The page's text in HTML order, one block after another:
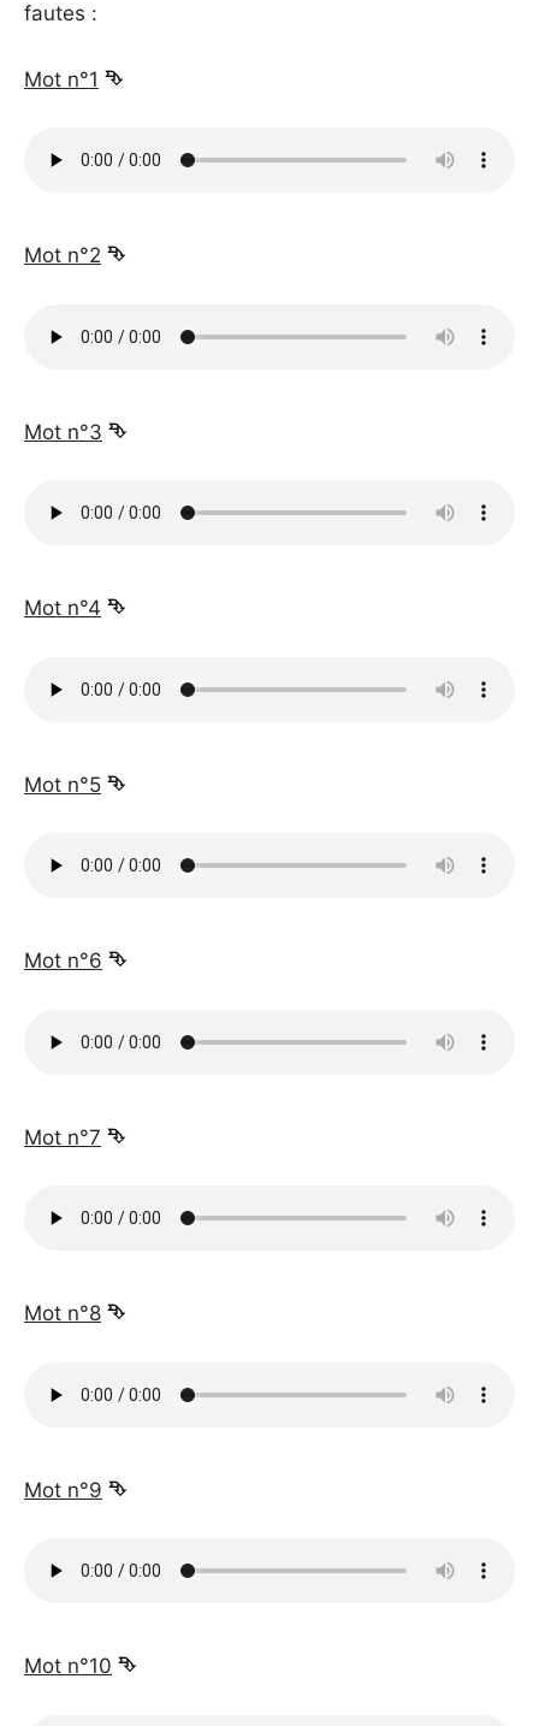
fautes :
Mot n°1 ⮷
Mot n°2 ⮷
Mot n°3 ⮷
Mot n°4 ⮷
Mot n°5 ⮷
Mot n°6 ⮷
Mot n°7 ⮷
Mot n°8 ⮷
Mot n°9 ⮷
Mot n°10 ⮷